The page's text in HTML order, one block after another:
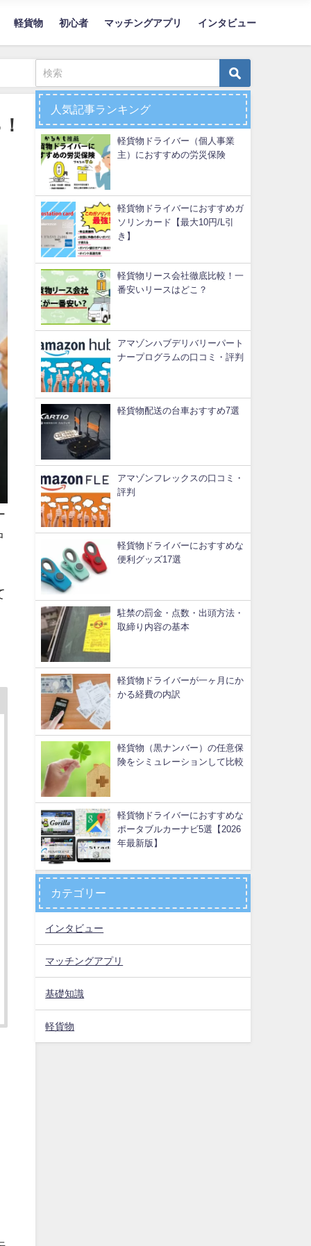
軽貨物 初心者 マッチングアプリ インタビュー
人気記事ランキング
軽貨物ドライバー（個人事業
主）におすすめの労災保険
軽貨物ドライバーにおすすめガ
ソリンカード【最大10円/L引
き】
軽貨物リース会社徹底比較！一
番安いリースはどこ？
アマゾンハブデリバリーパート
ナープログラムの口コミ・評判
軽貨物配送の台車おすすめ7選
アマゾンフレックスの口コミ・
評判
軽貨物ドライバーにおすすめな
便利グッズ17選
駐禁の罰金・点数・出頭方法・
取締り内容の基本
軽貨物ドライバーが一ヶ月にか
かる経費の内訳
軽貨物（黒ナンバー）の任意保
険をシミュレーションして比較
軽貨物ドライバーにおすすめな
ポータブルカーナビ5選【2026
年最新版】
カテゴリー
インタビュー
マッチングアプリ
基礎知識
軽貨物